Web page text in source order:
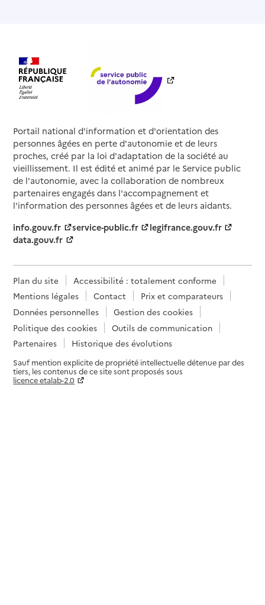
Portail national d'information et d'orientation des
personnes âgées en perte d'autonomie et de leurs
proches, créé par la loi d'adaptation de la société au
vieillissement. Il est édité et animé par le Service public
de l'autonomie, avec la collaboration de nombreux
partenaires engagés dans l'accompagnement et
l'information des personnes âgées et de leurs aidants.
info.gouv.fr
service-public.fr
legifrance.gouv.fr
data.gouv.fr
Plan du site
Accessibilité : totalement conforme
Mentions légales
Contact
Prix et comparateurs
Données personnelles
Gestion des cookies
Politique des cookies
Outils de communication
Partenaires
Historique des évolutions
Sauf mention explicite de propriété intellectuelle détenue par des
tiers, les contenus de ce site sont proposés sous
licence etalab-2.0